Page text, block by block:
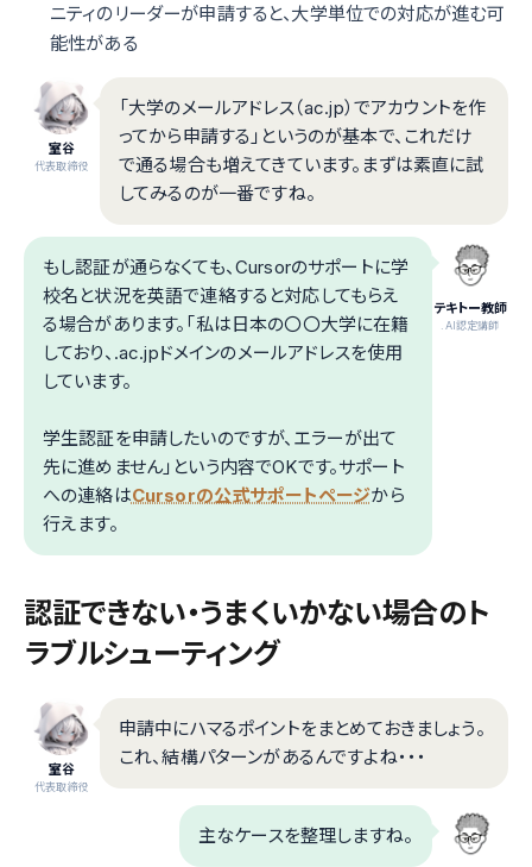
ニティのリーダーが申請すると、大学単位での対応が進む可
能性がある
室谷
代表取締役
「大学のメールアドレス（ac.jp）でアカウントを作
ってから申請する」というのが基本で、これだけ
で通る場合も増えてきています。まずは素直に試
してみるのが一番ですね。
テキトー教師
.AI認定講師
もし認証が通らなくても、Cursorのサポートに学
校名と状況を英語で連絡すると対応してもらえ
る場合があります。「私は日本の〇〇大学に在籍
しており、.ac.jpドメインのメールアドレスを使用
しています。
学生認証を申請したいのですが、エラーが出て
先に進めません」という内容でOKです。サポート
への連絡はCursorの公式サポートページから
行えます。
認証できない・うまくいかない場合のト
ラブルシューティング
室谷
代表取締役
申請中にハマるポイントをまとめておきましょう。
これ、結構パターンがあるんですよね・・・
主なケースを整理しますね。